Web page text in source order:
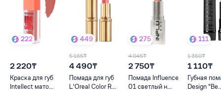
222
2 220₸
Краска для губ
Intellect мато...
449
5 165₸
4 490₸
Помада для губ
L'Oreal Color R...
275
4 045₸
2 750₸
Помада Influence
01 светлый н...
111
1 350₸
1 110₸
Губная
Design